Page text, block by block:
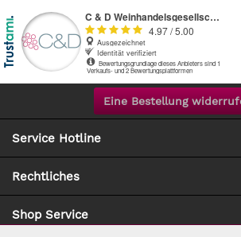
Eine Bestellung
Service Hotline
Rechtliches
Shop Service